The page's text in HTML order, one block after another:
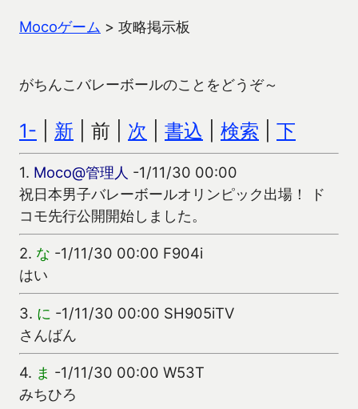
Mocoゲーム > 攻略掲示板
がちんこバレーボールのことをどうぞ～
1- 新 | 前 | 次 書込 検索 下
1. Moco@管理人 -1/11/30 00:00
祝日本男子バレーボールオリンピック出場！ ド
コモ先行公開開始しました。
2. な -1/11/30 00:00 F904i
はい
3. に -1/11/30 00:00 SH905iTV
さんばん
4. ま -1/11/30 00:00 W53T
みちひろ